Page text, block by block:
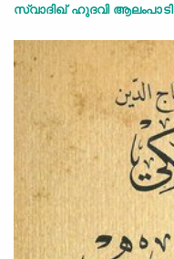
i
o
n
സ്വാദിഖ് ഹുദവി ആലംപാടി